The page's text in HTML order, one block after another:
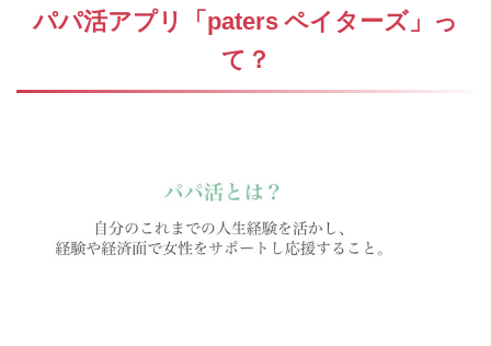
パパ活アプリ「paters ペイターズ 」っ
て？